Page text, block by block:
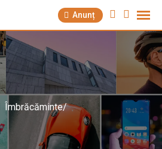
Anunț
Îmbrăcăminte/